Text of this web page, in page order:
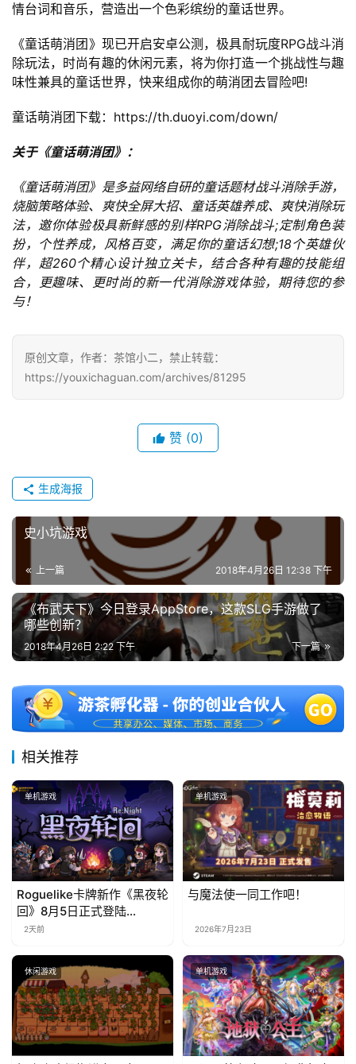
接
会
上
中
文
(
中
国
)
情台词和音乐，营造出一个色彩缤纷的童话世界。
《童话萌消团》现已开启安卓公测，极具耐玩度RPG战斗消
除玩法，时尚有趣的休闲元素，将为你打造一个挑战性与趣
味性兼具的童话世界，快来组成你的萌消团去冒险吧!
童话萌消团下载：https://th.duoyi.com/down/
关于《童话萌消团》：
《童话萌消团》是多益网络自研的童话题材战斗消除手游，
烧脑策略体验、爽快全屏大招、童话英雄养成、爽快消除玩
法，邀你体验极具新鲜感的别样RPG消除战斗;定制角色装
扮，个性养成，风格百变，满足你的童话幻想;18个英雄伙
伴，超260个精心设计独立关卡，结合各种有趣的技能组
合，更趣味、更时尚的新一代消除游戏体验，期待您的参
与！
原创文章，作者：茶馆小二，禁止转载：
https://youxichaguan.com/archives/81295
赞 (0)
生成海报
史小坑游戏
上一篇 2018年4月26日 12:38 下午
《布武天下》今日登录AppStore，这款SLG手游做了
哪些创新？
下一篇
2018年4月26日 2:22 下午
相关推荐
单机游戏
Roguelike卡牌新作《黑夜轮
回》8月5日正式登陆
Steam，首发9折优惠开启
2天前
单机游戏
与魔法使一同工作吧！
2026年7月23日
休闲游戏 单机游戏